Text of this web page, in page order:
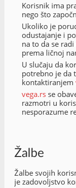
Korisnik ima
nego što
Ukoliko je
odustajanje i
na to da se
prema ličnoj
U slučaju da
potrebno je da
kontaktiranjem
vega.rs se
razmotri u
nesporazume
Žalbe
Žalbe svojih
je zadovoljstvo